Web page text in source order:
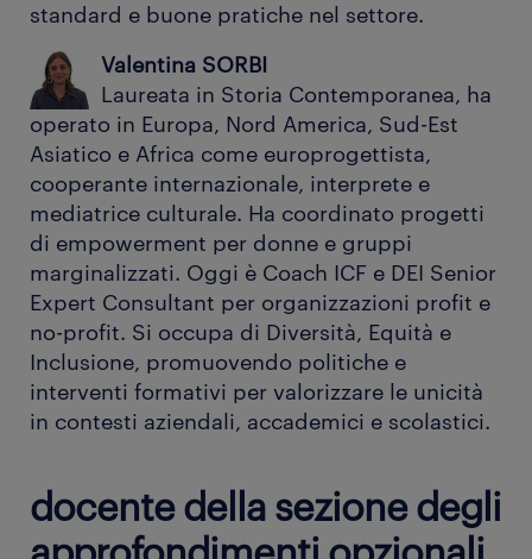
standard e buone pratiche nel settore.
Valentina SORBI
Laureata in Storia Contemporanea, ha
operato in Europa, Nord America, Sud-Est
Asiatico e Africa come europrogettista,
cooperante internazionale, interprete e
mediatrice culturale. Ha coordinato progetti
di empowerment per donne e gruppi
marginalizzati. Oggi è Coach ICF e DEI Senior
Expert Consultant per organizzazioni profit e
no-profit. Si occupa di Diversità, Equità e
Inclusione, promuovendo politiche e
interventi formativi per valorizzare le unicità
in contesti aziendali, accademici e scolastici.
docente della sezione degli